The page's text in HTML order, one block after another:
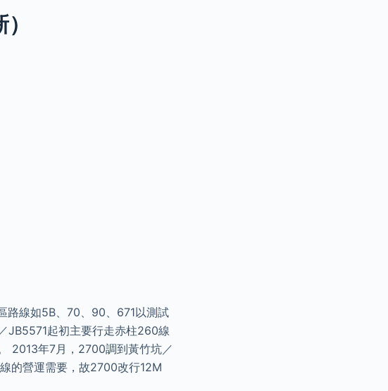
路線如5B、70、90、671以測試
JB5571起初主要行走赤柱260線
2013年7月，2700調到黃竹坑／
的營運需要，故2700改行12M